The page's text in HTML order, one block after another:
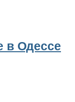
в Одессе